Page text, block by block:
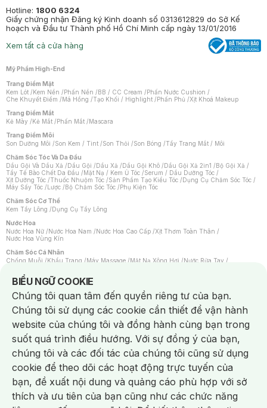
Hotline: 1800 6324
Giấy chứng nhận Đăng ký Kinh doanh số 0313612829 do Sở Kế
hoạch và Đầu tư Thành phố Hồ Chí Minh cấp ngày 13/01/2016
Xem tất cả cửa hàng
Mỹ Phẩm High-End
Trang Điểm Mặt
Kem Lót /Kem Nền /Phấn Nền /BB / CC Cream /Phấn Nước Cushion /
Che Khuyết Điểm /Má Hồng /Tạo Khối / Highlight /Phấn Phủ /Xịt Khoá Makeup
Trang Điểm Mắt
Kẻ Mày /Kẻ Mắt /Phấn Mắt /Mascara
Trang Điểm Môi
Son Dưỡng Môi /Son Kem / Tint /Son Thỏi /Son Bóng /Tẩy Trang Mắt / Môi
Chăm Sóc Tóc Và Da Đầu
Dầu Gội Và Dầu Xả /Dầu Gội /Dầu Xả /Dầu Gội Khô /Dầu Gội Xả 2in1 /Bộ Gội Xả /
Tẩy Tế Bào Chết Da Đầu /Mặt Nạ / Kem Ủ Tóc /Serum / Dầu Dưỡng Tóc /
Xịt Dưỡng Tóc /Thuốc Nhuộm Tóc /Sản Phẩm Tạo Kiểu Tóc /Dụng Cụ Chăm Sóc Tóc /
Máy Sấy Tóc /Lược /Bộ Chăm Sóc Tóc /Phụ Kiện Tóc
Chăm Sóc Cơ Thể
Kem Tẩy Lông /Dụng Cụ Tẩy Lông
Nước Hoa
Nước Hoa Nữ /Nước Hoa Nam /Nước Hoa Cao Cấp /Xịt Thơm Toàn Thân /
Nước Hoa Vùng Kín
Chăm Sóc Cá Nhân
Chống Muỗi /Khẩu Trang /Máy Massage /Mặt Nạ Xông Hơi /Nước Rửa Tay /
Hỗ Trợ Trắng Răng
Tăm / Chỉ Nha Khoa/Xịt Thơm Miệng
Băng Vệ Sinh Tampon
Máy Cạo Râu
Vấn Đề Về Da
Da Dầu / Lỗ Chân Lông To
Da Khô / Mất Nước
Da Nhạy Cảm / Kích Ứng/ Da Xỉn Màu/ Thâm / Nám / Tàn Nhang/
Quầng Thâm & Bọng Mắt
Sẹo
Dụng Cụ / Phụ Kiện Chăm Sóc Da
Bông Tẩy Trang
Khăn Lau Mặt Khô/Dụng Cụ / Máy Rửa Mặt /Máy Chăm Sóc Da/
Dụng Cụ Chăm Sóc Khác
BIỂU NGỮ COOKIE
Notice about cookies usage
Chúng tôi quan tâm đến quyền riêng tư của bạn.
Chúng tôi sử dụng các cookie cần thiết để vận hành
website của chúng tôi và đồng hành cùng bạn trong
suốt quá trình điều hướng. Với sự đồng ý của bạn,
chúng tôi và các đối tác của chúng tôi cũng sử dụng
cookie để theo dõi các hoạt động trực tuyến của
bạn, đề xuất nội dung và quảng cáo phù hợp với sở
thích và ưu tiên của bạn cũng như các chức năng